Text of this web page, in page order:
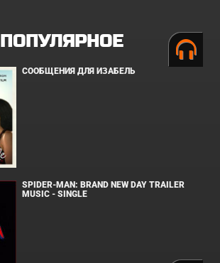
ПОПУЛЯРНОЕ
СООБЩЕНИЯ ДЛЯ ИЗАБЕЛЬ
SPIDER-MAN: BRAND NEW DAY TRAILER
MUSIC - SINGLE